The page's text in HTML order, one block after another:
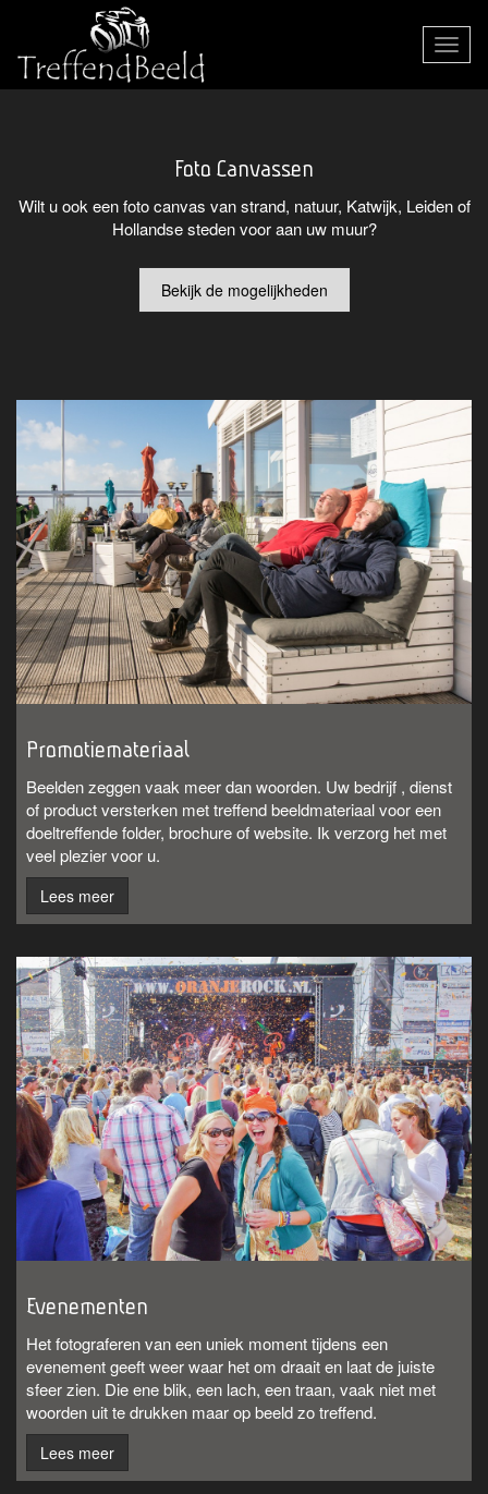
Toggle
Foto Canvassen
Wilt u ook een foto canvas van strand, natuur, Katwijk, Leiden of
Hollandse steden voor aan uw muur?
Bekijk de mogelijkheden
Promotiemateriaal
Beelden zeggen vaak meer dan woorden. Uw bedrijf , dienst
of product versterken met treffend beeldmateriaal voor een
doeltreffende folder, brochure of website. Ik verzorg het met
veel plezier voor u.
Lees meer
Evenementen
Het fotograferen van een uniek moment tijdens een
evenement geeft weer waar het om draait en laat de juiste
sfeer zien. Die ene blik, een lach, een traan, vaak niet met
woorden uit te drukken maar op beeld zo treffend.
Lees meer